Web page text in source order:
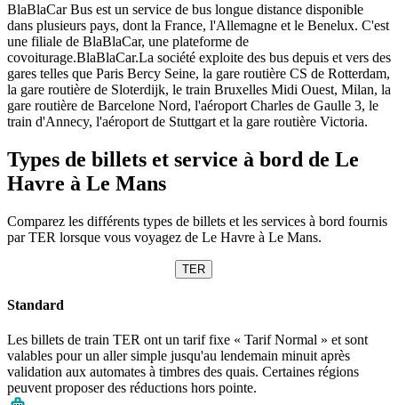
BlaBlaCar Bus est un service de bus longue distance disponible
dans plusieurs pays, dont la France, l'Allemagne et le Benelux. C'est
une filiale de BlaBlaCar, une plateforme de
covoiturage.BlaBlaCar.La société exploite des bus depuis et vers des
gares telles que Paris Bercy Seine, la gare routière CS de Rotterdam,
la gare routière de Sloterdijk, le train Bruxelles Midi Ouest, Milan, la
gare routière de Barcelone Nord, l'aéroport Charles de Gaulle 3, le
train d'Annecy, l'aéroport de Stuttgart et la gare routière Victoria.
Types de billets et service à bord de Le
Havre à Le Mans
Comparez les différents types de billets et les services à bord fournis
par TER lorsque vous voyagez de Le Havre à Le Mans.
TER
Standard
Les billets de train TER ont un tarif fixe « Tarif Normal » et sont
valables pour un aller simple jusqu'au lendemain minuit après
validation aux automates à timbres des quais. Certaines régions
peuvent proposer des réductions hors pointe.